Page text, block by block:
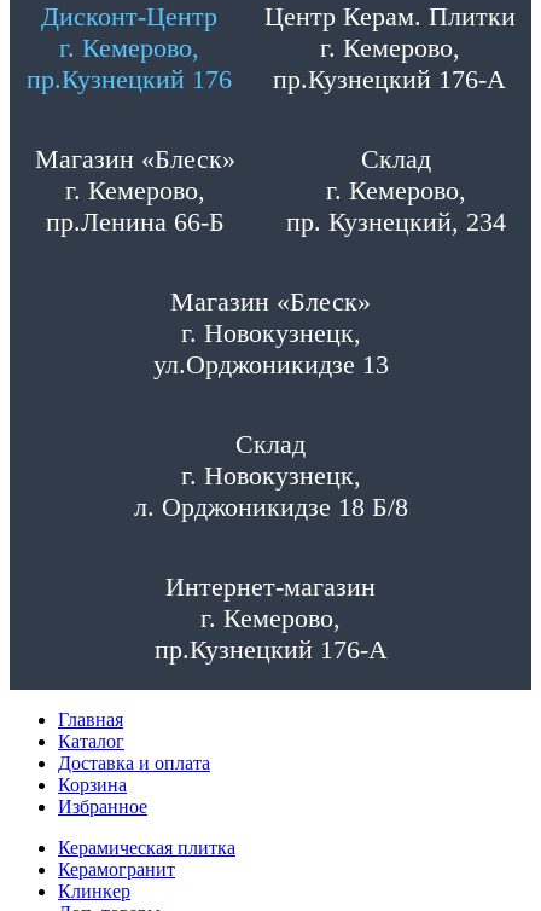
Дисконт-Центр
г. Кемерово,
пр.Кузнецкий 176
Центр Керам. Плитки
г. Кемерово,
пр.Кузнецкий 176-А
Магазин «Блеск»
г. Кемерово,
пр.Ленина 66-Б
Склад
г. Кемерово,
пр. Кузнецкий, 234
Магазин «Блеск»
г. Новокузнецк,
ул.Орджоникидзе 13
Склад
г. Новокузнецк,
л. Орджоникидзе 18 Б/8
Интернет-магазин
г. Кемерово,
пр.Кузнецкий 176-А
Главная
Каталог
Доставка и оплата
Корзина
Избранное
Керамическая плитка
Керамогранит
Клинкер